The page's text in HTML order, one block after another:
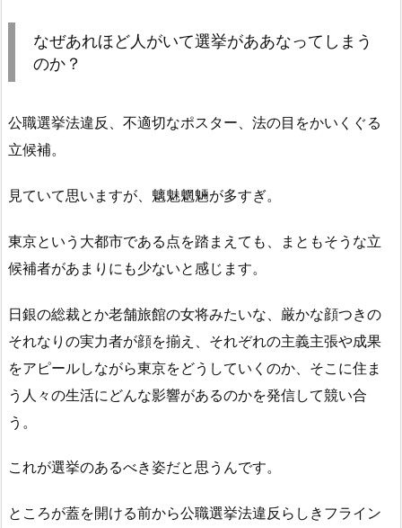
なぜあれほど人がいて選挙がああなってしまう
のか？
公職選挙法違反、不適切なポスター、法の目をかいくぐる
立候補。
見ていて思いますが、魑魅魍魎が多すぎ。
東京という大都市である点を踏まえても、まともそうな立
候補者があまりにも少ないと感じます。
日銀の総裁とか老舗旅館の女将みたいな、厳かな顔つきの
それなりの実力者が顔を揃え、それぞれの主義主張や成果
をアピールしながら東京をどうしていくのか、そこに住ま
う人々の生活にどんな影響があるのかを発信して競い合
う。
これが選挙のあるべき姿だと思うんです。
ところが蓋を開ける前から公職選挙法違反らしきフライン